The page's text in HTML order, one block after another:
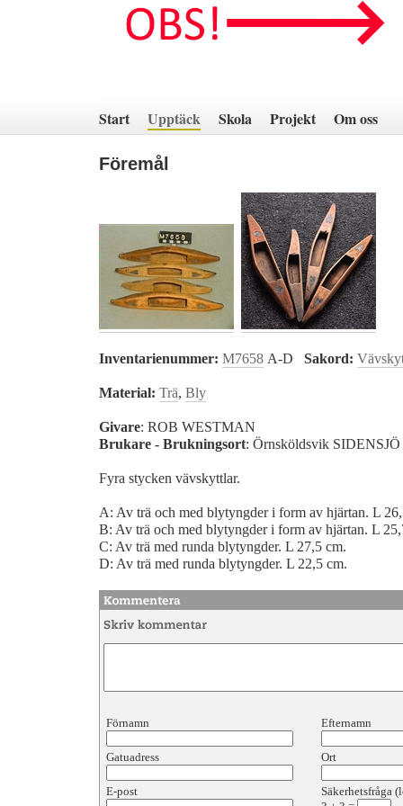
innehåll
Start Upptäck Skola Projekt Om oss
Föremål
Inventarienummer: M7658 A-D Sakord:
Material: Trä, Bly
Givare: ROB WESTMAN
Brukare - Brukningsort: Örnsköldsvik
Fyra stycken vävskyttlar.
A: Av trä och med blytyngder i form av hjärtan. L
B: Av trä och med blytyngder i form av hjärtan. L
C: Av trä med runda blytyngder. L 27,5 cm.
D: Av trä med runda blytyngder. L 22,5 cm.
Förnamn Efternamn
Gatuadress Ort
E-post
Säkerhetsfråga